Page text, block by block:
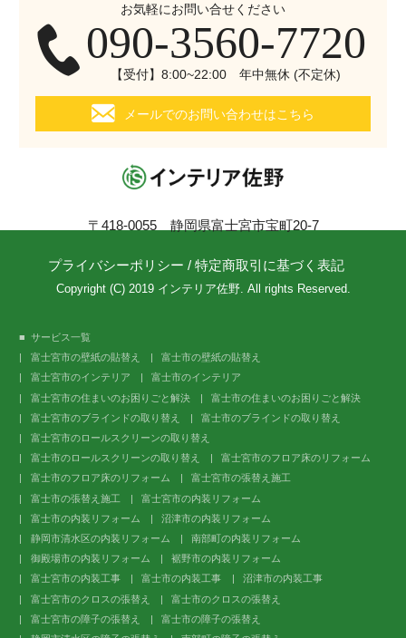
〒418-0055 静岡県富士宮市宝町20-7
お気軽にお問い合せください
090-3560-7720
【受付】8:00~22:00 年中無休 (不定休)
メールでのお問い合わせはこちら
プライバシーポリシー / 特定商取引に基づく表記
Copyright (C) 2019 インテリア佐野. All rights Reserved.
サービス一覧
富士宮市の壁紙の貼替え
富士市の壁紙の貼替え
富士宮市のインテリア
富士市のインテリア
富士宮市の住まいのお困りごと解決
富士市の住まいのお困りごと解決
富士宮市のブラインドの取り替え
富士市のブラインドの取り替え
富士宮市のロールスクリーンの取り替え
富士市のロールスクリーンの取り替え
富士宮市のフロア床のリフォーム
富士市のフロア床のリフォーム
富士宮市の張替え施工
富士市の張替え施工
富士宮市の内装リフォーム
富士市の内装リフォーム
沼津市の内装リフォーム
静岡市清水区の内装リフォーム
南部町の内装リフォーム
御殿場市の内装リフォーム
裾野市の内装リフォーム
富士宮市の内装工事
富士市の内装工事
沼津市の内装工事
富士宮市のクロスの張替え
富士市のクロスの張替え
富士宮市の障子の張替え
富士市の障子の張替え